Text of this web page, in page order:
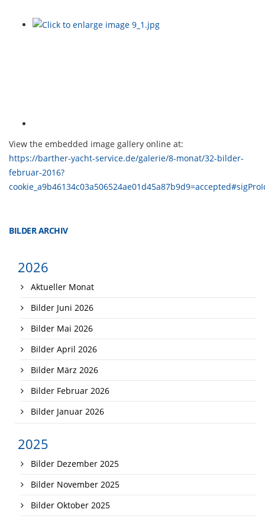
View the embedded image gallery online at:
https://barther-yacht-service.de/galerie/8-monat/32-bilder-
februar-2016?
BILDER ARCHIV
2026
Aktueller Monat
Bilder Juni 2026
Bilder Mai 2026
Bilder April 2026
Bilder März 2026
Bilder Februar 2026
Bilder Januar 2026
2025
Bilder Dezember 2025
Bilder November 2025
Bilder Oktober 2025